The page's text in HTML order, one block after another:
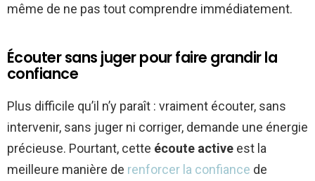
même de ne pas tout comprendre immédiatement.
Écouter sans juger pour faire grandir la
confiance
Plus difficile qu’il n’y paraît : vraiment écouter, sans
intervenir, sans juger ni corriger, demande une énergie
précieuse. Pourtant, cette écoute active est la
meilleure manière de renforcer la confiance de